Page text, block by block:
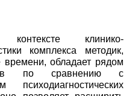
клинико-
комплекса методик,
обладает рядом
по сравнению с